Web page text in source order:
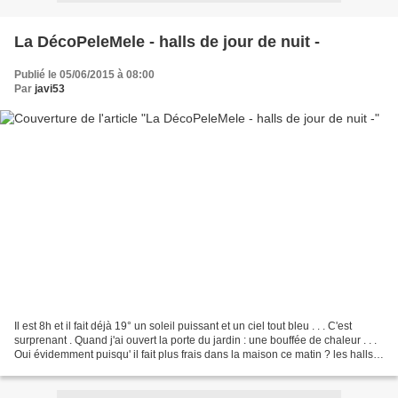
La DécoPeleMele - halls de jour de nuit -
Publié le 05/06/2015 à 08:00
Par javi53
Il est 8h et il fait déjà 19° un soleil puissant et un ciel tout bleu . . . C'est
surprenant . Quand j'ai ouvert la porte du jardin : une bouffée de chaleur . . .
Oui évidemment puisqu' il fait plus frais dans la maison ce matin ? les halls